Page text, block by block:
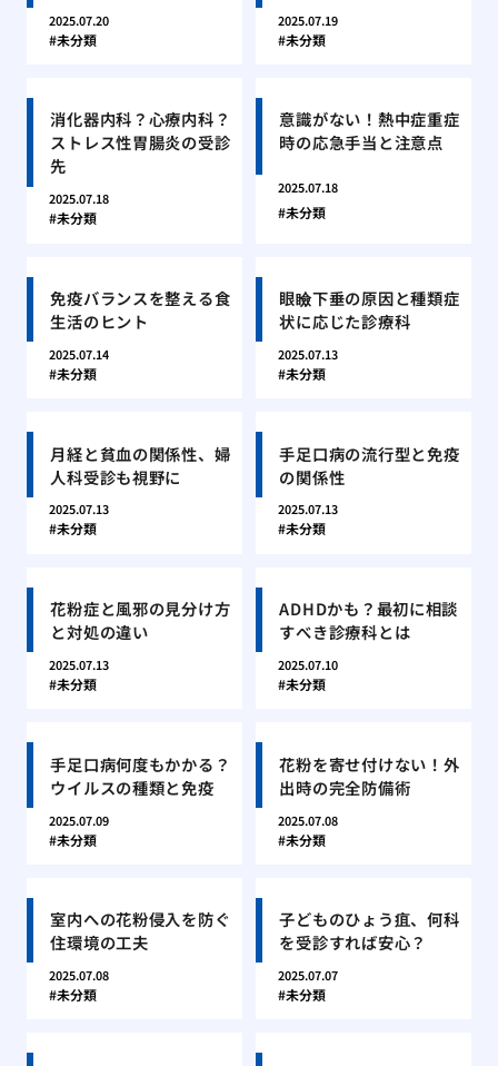
2025.07.20
未分類
2025.07.19
未分類
消化器内科？心療内科？
ストレス性胃腸炎の受診
先
2025.07.18
未分類
意識がない！熱中症重症
時の応急手当と注意点
2025.07.18
未分類
免疫バランスを整える食
生活のヒント
2025.07.14
未分類
眼瞼下垂の原因と種類症
状に応じた診療科
2025.07.13
未分類
月経と貧血の関係性、婦
人科受診も視野に
2025.07.13
未分類
手足口病の流行型と免疫
の関係性
2025.07.13
未分類
花粉症と風邪の見分け方
と対処の違い
2025.07.13
未分類
ADHDかも？最初に相談
すべき診療科とは
2025.07.10
未分類
手足口病何度もかかる？
ウイルスの種類と免疫
2025.07.09
未分類
花粉を寄せ付けない！外
出時の完全防備術
2025.07.08
未分類
室内への花粉侵入を防ぐ
住環境の工夫
2025.07.08
未分類
子どものひょう疽、何科
を受診すれば安心？
2025.07.07
未分類